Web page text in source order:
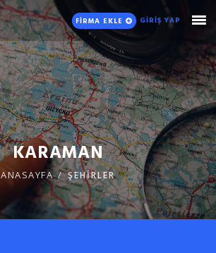
FİRMA EKLE GİRİŞ YAP
KARAMAN
ANASAYFA ŞEHİRLER